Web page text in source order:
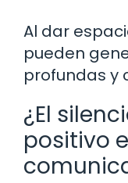
Al dar
pueden
profundas y
¿El
positivo